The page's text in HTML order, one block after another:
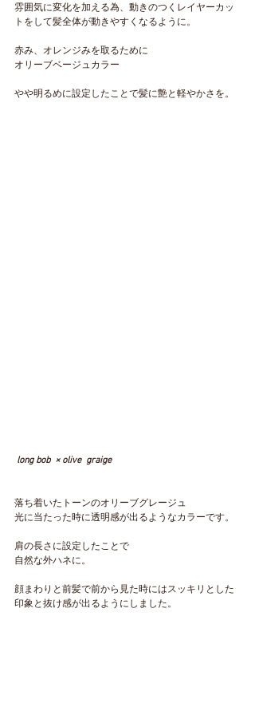
雰囲気に変化を加える為、動きのつくレイヤーカッ
トをして髪全体が動きやすくなるように。
赤み、オレンジみを取るために
オリーブベージュカラー
やや明るめに設定したことで髪に艶と軽やかさを。
long bob  × olive  graige
落ち着いたトーンのオリーブグレージュ
光に当たった時に透明感が出るようなカラーです。
肩の長さに設定したことで
自然な外ハネに。
顔まわりと前髪で前から見た時にはスッキリとした
印象と抜け感が出るようにしました。